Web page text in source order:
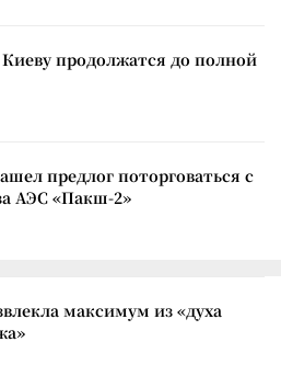
продолжатся до полной
предлог поторговаться с
АЭС «Пакш-2»
максимум из «духа